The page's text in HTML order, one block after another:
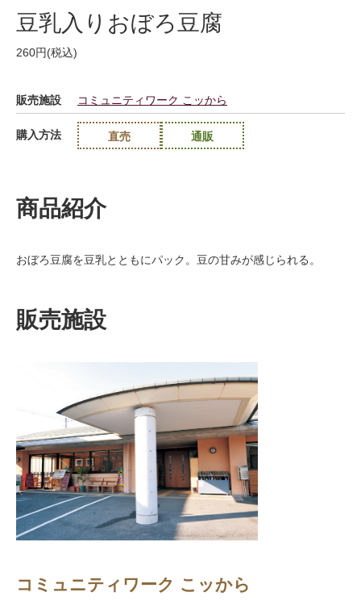
豆乳入りおぼろ豆腐
260円(税込)
販売施設 コミュニティワーク こッから
購入方法 直売 通販
商品紹介
おぼろ豆腐を豆乳とともにパック。豆の甘みが感じられる。
販売施設
コミュニティワーク こッから